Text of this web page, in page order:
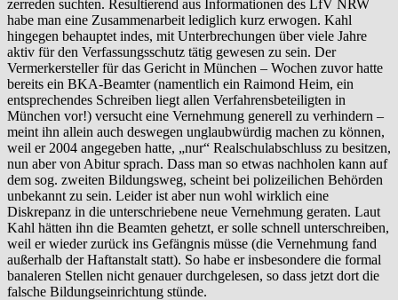
zerreden suchten. Resultierend aus Informationen des LfV NRW
habe man eine Zusammenarbeit lediglich kurz erwogen. Kahl
hingegen behauptet indes, mit Unterbrechungen über viele Jahre
aktiv für den Verfassungsschutz tätig gewesen zu sein. Der
Vermerkersteller für das Gericht in München – Wochen zuvor hatte
bereits ein BKA-Beamter (namentlich ein Raimond Heim, ein
entsprechendes Schreiben liegt allen Verfahrensbeteiligten in
München vor!) versucht eine Vernehmung generell zu verhindern –
meint ihn allein auch deswegen unglaubwürdig machen zu können,
weil er 2004 angegeben hatte, „nur“ Realschulabschluss zu besitzen,
nun aber von Abitur sprach. Dass man so etwas nachholen kann auf
dem sog. zweiten Bildungsweg, scheint bei polizeilichen Behörden
unbekannt zu sein. Leider ist aber nun wohl wirklich eine
Diskrepanz in die unterschriebene neue Vernehmung geraten. Laut
Kahl hätten ihn die Beamten gehetzt, er solle schnell unterschreiben,
weil er wieder zurück ins Gefängnis müsse (die Vernehmung fand
außerhalb der Haftanstalt statt). So habe er insbesondere die formal
banaleren Stellen nicht genauer durchgelesen, so dass jetzt dort die
falsche Bildungseinrichtung stünde.